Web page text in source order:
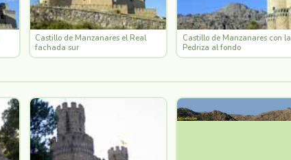
Castillo de Manzanares el Real
fachada sur
Castillo de Manzanares con la
Pedriza al fondo